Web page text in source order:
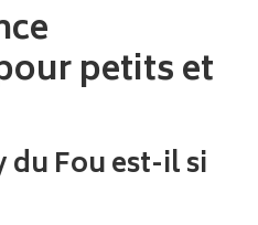
petits et
du Fou est-il si